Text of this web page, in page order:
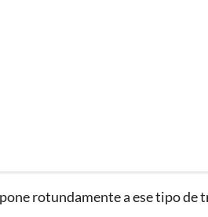
rotundamente a ese tipo de